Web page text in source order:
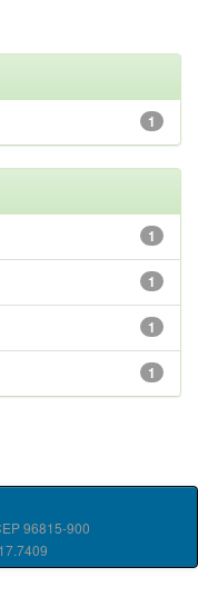
1
1
1
1
1
96815-900